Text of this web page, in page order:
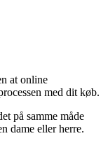
at online
med dit køb.
på samme måde
dame eller herre.